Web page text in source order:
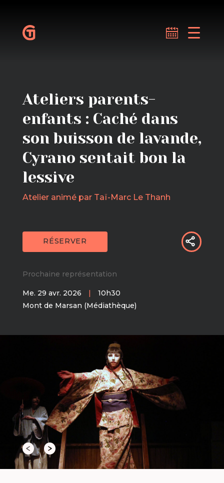
Ateliers parents-
enfants : Caché dans
son buisson de lavande,
Cyrano sentait bon la
lessive
Atelier animé par Taï-Marc Le Thanh
RÉSERVER
Prochaine représentation
Me. 29 avr. 2026 |
10h30
Mont de Marsan (Médiathèque)